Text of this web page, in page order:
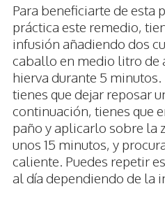
Para beneficiarte de esta
práctica este remedio,
infusión añadiendo dos
caballo en medio litro de
hierva durante 5 minutos.
tienes que dejar reposar
continuación, tienes que
paño y aplicarlo sobre la
unos 15 minutos, y
caliente. Puedes repetir
al día dependiendo de la